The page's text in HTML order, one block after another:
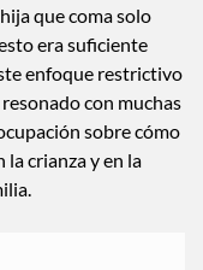
En uno de estos
que coma solo
era suficiente
enfoque restrictivo
con muchas
sobre cómo
crianza y en la